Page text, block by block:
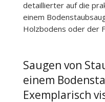
detaillierter auf die
einem
Holzbodens oder der
Saugen von
einem
Exemplarisch